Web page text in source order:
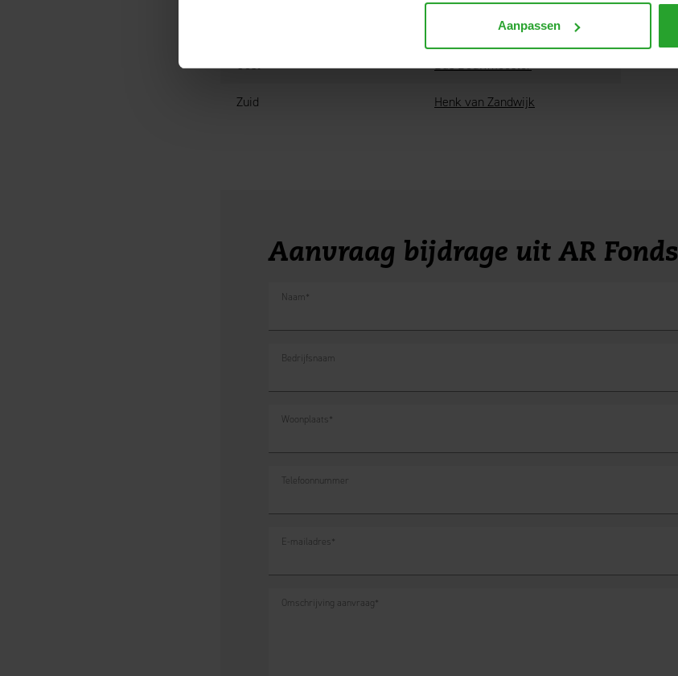
Aanpassen
Richard de Bie
Oost Bas Bouwmeester
Zuid Henk van Zandwijk
Aanvraag bijdrage uit AR Fonds
Naam *
Bedrijfsnaam
Woonplaats*
Telefoonnummer
E-mailadres*
Omschrijving aanvraag *